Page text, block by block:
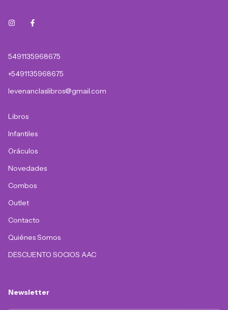
5491135968675
+5491135968675
levenanclaslibros@gmail.com
Libros
Infantiles
Oráculos
Novedades
Combos
Outlet
Contacto
Quiénes Somos
DESCUENTO SOCIOS AAC
Newsletter